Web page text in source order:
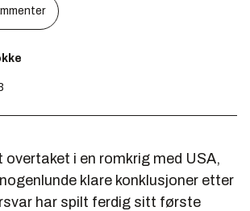
overtaket i en romkrig med USA,
klare konklusjoner etter
har spilt ferdig sitt første